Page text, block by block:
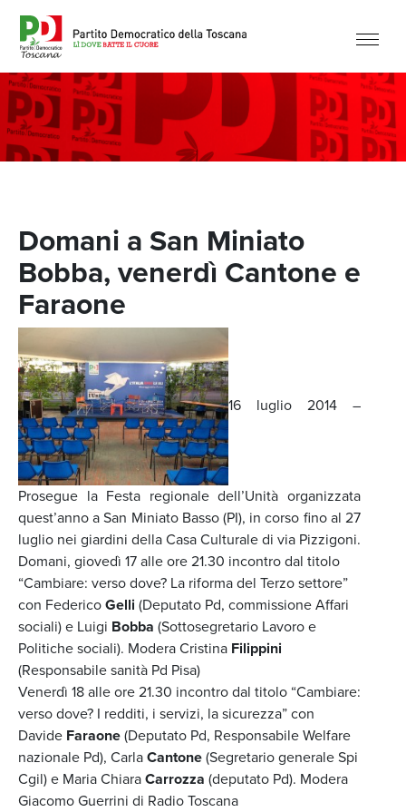
Domani a San Miniato
Bobba, venerdì Cantone e
Faraone
16 luglio 2014 –
Prosegue la Festa regionale dell’Unità organizzata
quest’anno a San Miniato Basso (PI), in corso fino al 27
luglio nei giardini della Casa Culturale di via Pizzigoni.
Domani, giovedì 17 alle ore 21.30 incontro dal titolo
“Cambiare: verso dove? La riforma del Terzo settore”
con FedericoGelli (Deputato Pd, commissione Affari
sociali) e Luigi Bobba (Sottosegretario Lavoro e
Politiche sociali). Modera Cristina Filippini
(Responsabile sanità Pd Pisa)
Venerdì 18 alle ore 21.30 incontro dal titolo “Cambiare:
verso dove? I redditi, i servizi, la sicurezza” con
Davide Faraone(Deputato Pd, Responsabile Welfare
nazionale Pd), CarlaCantone(Segretario generale Spi
Cgil) e Maria ChiaraCarrozza (deputato Pd). Modera
Giacomo Guerrini di Radio Toscana